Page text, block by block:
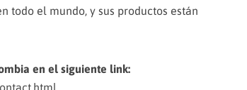
todo el mundo, y sus productos están
en el siguiente link: